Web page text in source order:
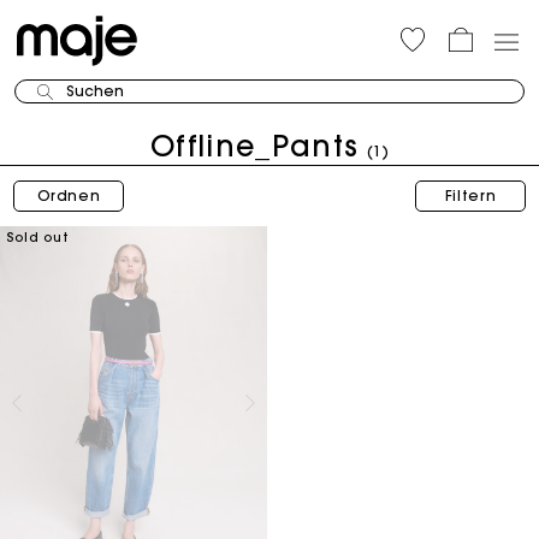
Suchen
Offline_Pants (1)
Ordnen Filtern
Sold out